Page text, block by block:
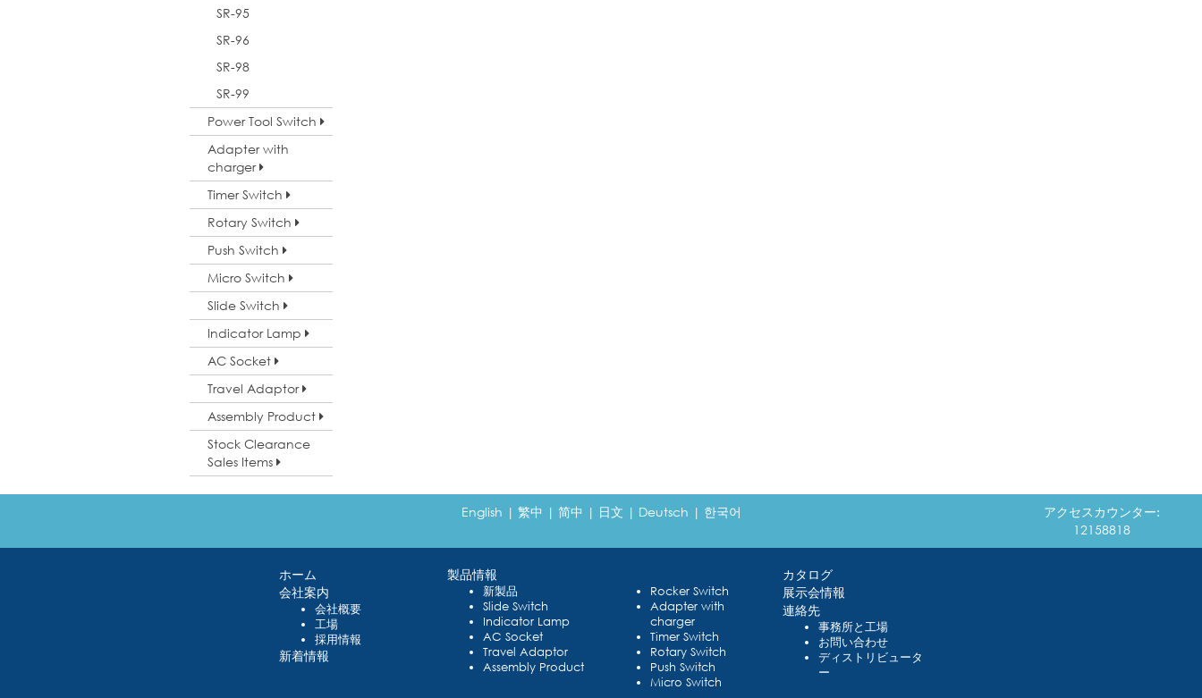
SR-95
SR-96
SR-98
SR-99
Power Tool Switch
Adapter with
charger
Timer Switch
Rotary Switch
Push Switch
Micro Switch
Slide Switch
Indicator Lamp
AC Socket
Travel Adaptor
Assembly Product
Stock Clearance
Sales Items
English | 繁中 | 简中 | 日文 | Deutsch | 한국어
アクセスカウンター:
12158818
ホーム
会社案内
会社概要
工場
採用情報
新着情報
製品情報
新製品
Slide Switch
Indicator Lamp
AC Socket
Travel Adaptor
Assembly Product
Rocker Switch
Adapter with
charger
Timer Switch
Rotary Switch
Push Switch
Micro Switch
カタログ
展示会情報
連絡先
事務所と工場
お問い合わせ
ディストリビュータ
ー